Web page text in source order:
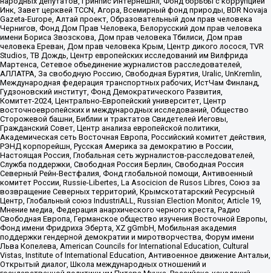
Инк, Завет церквей TCCN, Агора, Всемирный фонд природы, BDR Novaja
Gazeta-Europe, Алтай проект, Образовательный дом прав человека
Чернигов, Фонд Дом Прав Человека, Белорусский дом прав человека
имени Бориса Звозскова, Дом прав человека Тбилиси, Дом прав
человека Ереван, Дом прав человека Крым, Центр дикого лосося, TVR
Studios, ТВ Дождь, Центр европейских исследований им Вилфрида
Мартенса, Сетевое объединение журналистов расследователей,
АЛЛАТРА, За свободную Россию, Свободная Бурятия, Uralic, UnKremlin,
Международная федерация транспортных рабочих, ИстЧам Финланд,
Гудзоновский институт, Фонд Демократического Развития,
Комитет-2024, Центрально-Европейский университет, Центр
восточноевропейских и международных исследований, Общество
Сторожевой башни, Библии и трактатов Свидетелей Иеговы,
Гражданский Совет, Центр анализа европейской политики,
Академическая сеть Восточная Европа, Российский комитет действия,
РЭНД корпорейшн, Русская Америка за демократию в России,
Настоящая Россия, Глобальная сеть журналистов-расследователей,
Служба поддержки, Свободная Россия Берлин, Свободная Россия
Северный Рейн-Вестфалия, Фонд глобальной помощи, Антивоенный
комитет России, Russie-Libertes, La Asocicion de Rusos Libres, Союз за
возвращение Северных территорий, Крымскотатарский Ресурсный
Центр, Глобальный союз IndustriALL, Russian Election Monitor, Article 19,
Мнение медиа, Федерация анархического черного креста, Радио
Свободная Европа, Германское общество изучения Восточной Европы,
Фонд имени Фридриха Эберта, XZ gGmbH, Мобильная академия
поддержки гендерной демократии и миротворчества, Форум имени
Льва Копелева, American Councils for International Education, Cultural
Vistas, Institute of International Education, Антивоенное движение Антальи,
Открытый диалог, Школа международных отношений и